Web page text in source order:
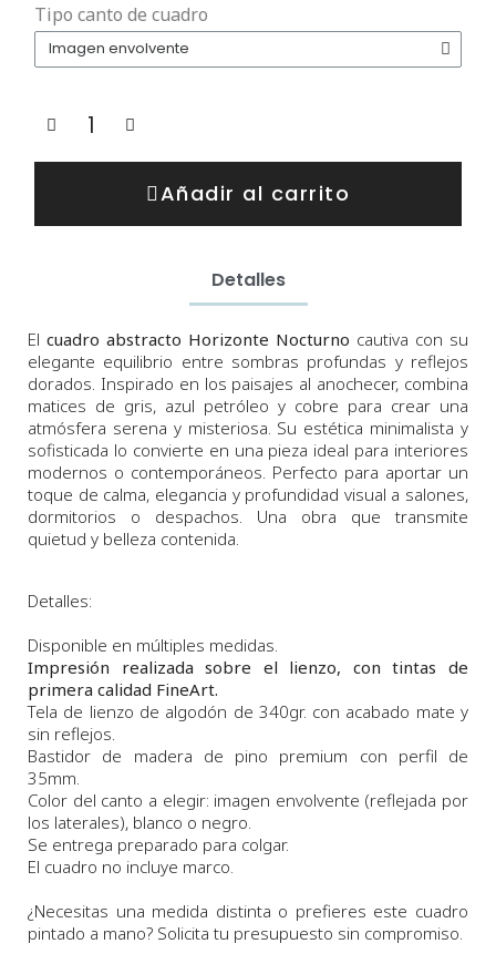
Tipo canto de cuadro
Añadir al carrito
Detalles
El cuadro abstracto Horizonte Nocturno cautiva con su
elegante equilibrio entre sombras profundas y reflejos
dorados. Inspirado en los paisajes al anochecer, combina
matices de gris, azul petróleo y cobre para crear una
atmósfera serena y misteriosa. Su estética minimalista y
sofisticada lo convierte en una pieza ideal para interiores
modernos o contemporáneos. Perfecto para aportar un
toque de calma, elegancia y profundidad visual a salones,
dormitorios o despachos. Una obra que transmite
quietud y belleza contenida.
Detalles:
Disponible en múltiples medidas.
Impresión realizada sobre el lienzo, con tintas de
primera calidad FineArt.
Tela de lienzo de algodón de 340gr. con acabado mate y
sin reflejos.
Bastidor de madera de pino premium con perfil de
35mm.
Color del canto a elegir: imagen envolvente (reflejada por
los laterales), blanco o negro.
Se entrega preparado para colgar.
El cuadro no incluye marco.
¿Necesitas una medida distinta o prefieres este cuadro
pintado a mano? Solicita tu presupuesto sin compromiso.